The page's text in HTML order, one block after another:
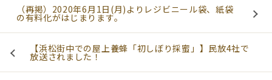
（再掲）2020年6月1日(月)よりレジビニール袋、紙袋
の有料化がはじまります。
【浜松街中での屋上養蜂「初しぼり採蜜」】民放4社で
放送されました！